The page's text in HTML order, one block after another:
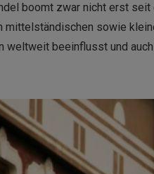
boomt zwar nicht erst
mittelständischen sowie
weltweit beeinflusst und